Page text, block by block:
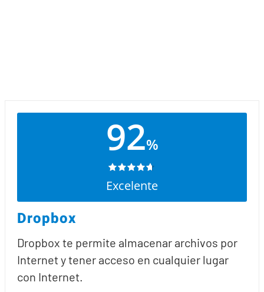
92%
Excelente
Dropbox
Dropbox te permite almacenar archivos por
Internet y tener acceso en cualquier lugar
con Internet.